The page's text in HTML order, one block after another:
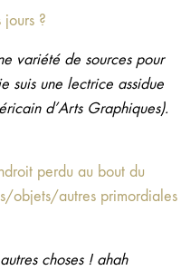
jours ?
variété de sources pour
suis une lectrice assidue
d’Arts Graphiques).
perdu au bout du
objets/autres primordiales
choses ! ahah